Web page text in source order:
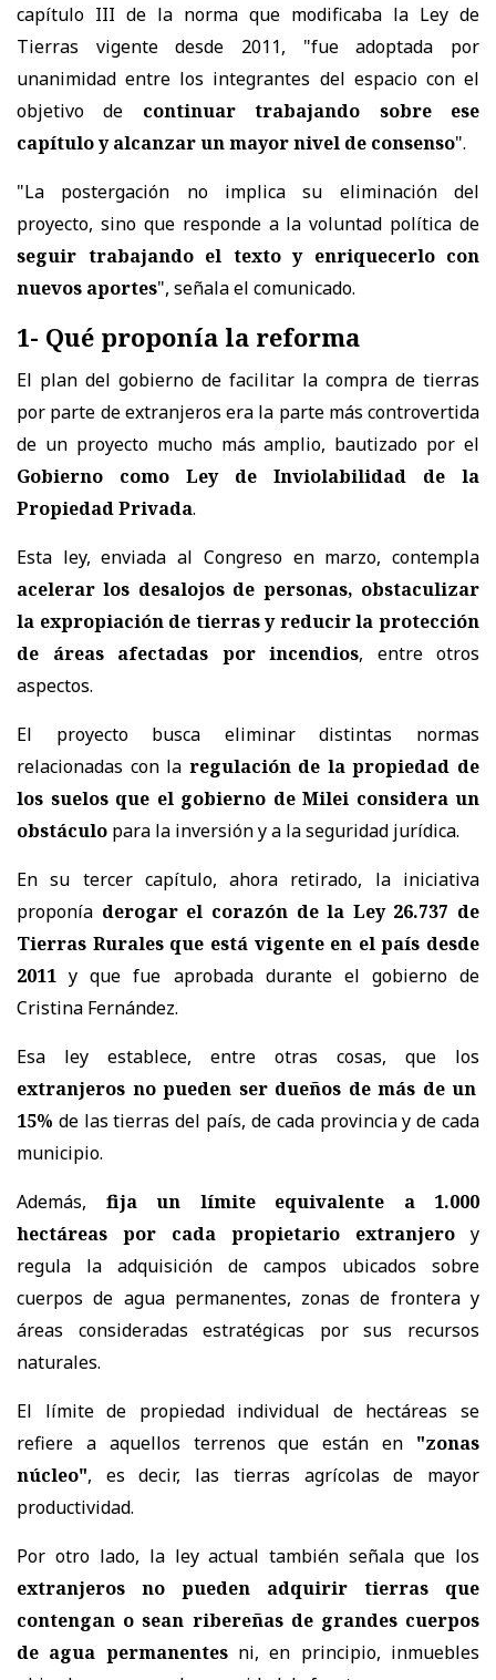
capítulo III de la norma que modificaba la Ley de
Tierras vigente desde 2011, "fue adoptada por
unanimidad entre los integrantes del espacio con el
objetivo de continuar trabajando sobre ese
capítulo y alcanzar un mayor nivel de consenso".
"La postergación no implica su eliminación del
proyecto, sino que responde a la voluntad política de
seguir trabajando el texto y enriquecerlo con
nuevos aportes", señala el comunicado.
1- Qué proponía la reforma
El plan del gobierno de facilitar la compra de tierras
por parte de extranjeros era la parte más controvertida
de un proyecto mucho más amplio, bautizado por el
Gobierno como Ley de Inviolabilidad de la
Propiedad Privada.
Esta ley, enviada al Congreso en marzo, contempla
acelerar los desalojos de personas, obstaculizar
la expropiación de tierras y reducir la protección
de áreas afectadas por incendios, entre otros
aspectos.
El proyecto busca eliminar distintas normas
relacionadas con la regulación de la propiedad de
los suelos que el gobierno de Milei considera un
obstáculo para la inversión y a la seguridad jurídica.
En su tercer capítulo, ahora retirado, la iniciativa
proponía derogar el corazón de la Ley 26.737 de
Tierras Rurales que está vigente en el país desde
2011 y que fue aprobada durante el gobierno de
Cristina Fernández.
Esa ley establece, entre otras cosas, que los
extranjeros no pueden ser dueños de más de un
15% de las tierras del país, de cada provincia y de cada
municipio.
Además, fija un límite equivalente a 1.000
hectáreas por cada propietario extranjero y
regula la adquisición de campos ubicados sobre
cuerpos de agua permanentes, zonas de frontera y
áreas consideradas estratégicas por sus recursos
naturales.
El límite de propiedad individual de hectáreas se
refiere a aquellos terrenos que están en "zonas
núcleo", es decir, las tierras agrícolas de mayor
productividad.
Por otro lado, la ley actual también señala que los
extranjeros no pueden adquirir tierras que
contengan o sean ribereñas de grandes cuerpos
de agua permanentesni, en principio, inmuebles